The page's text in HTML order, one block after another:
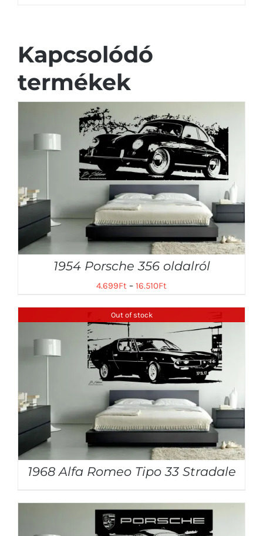
Kapcsolódó
termékek
1954 Porsche 356 oldalról
4.699Ft – 16.510Ft
Out of stock
1968 Alfa Romeo Tipo 33 Stradale